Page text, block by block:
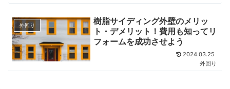
外回り
樹脂サイディング外壁のメリッ
ト・デメリット！費用も知ってリ
フォームを成功させよう
2024.03.25
外回り